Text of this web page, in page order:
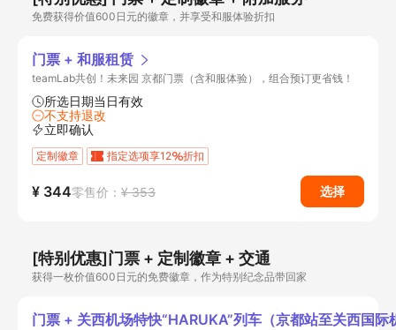
免费获得价值600日元的徽章，并享受和服体验折扣
门票 + 和服租赁
teamLab共创！未来园 京都门票（含和服体验），组合预订更省钱！
所选日期当日有效
不支持退改
立即确认
定制徽章 指定选项享12 折扣
零售价： ¥ 353
¥ 344 选择
[特别优惠]门票 + 定制徽章 + 交通
获得一枚价值600日元的免费徽章，作为特别纪念品带回家
门票 + 关西机场特快“HARUKA”列车（京都站至关西国际